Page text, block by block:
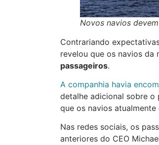
Novos navios
Contrariando
revelou que os navios da
passageiros.
A companhia havia
detalhe adicional sobre o
que os navios
Nas redes sociais, os
anteriores do CEO